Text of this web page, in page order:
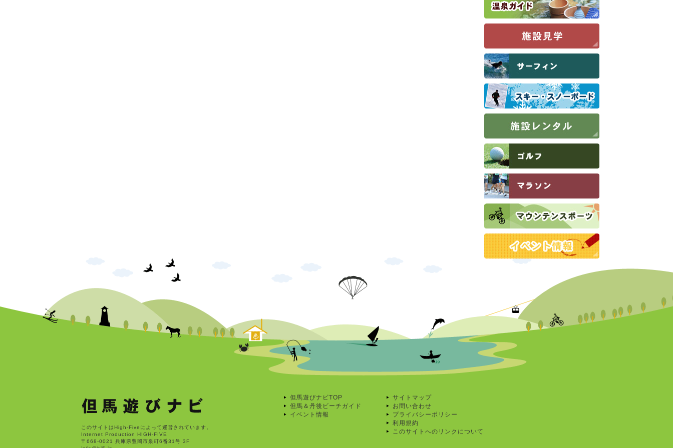
このサイトはHigh-Fiveによって運営されています。
Internet Production HIGH-FIVE
〒668-0021 兵庫県豊岡市泉町6番31号 3F
但馬遊びナビTOP
但馬＆丹後ビーチガイド
イベント情報
サイトマップ
お問い合わせ
プライバシーポリシー
利用規約
このサイトへのリンクについて